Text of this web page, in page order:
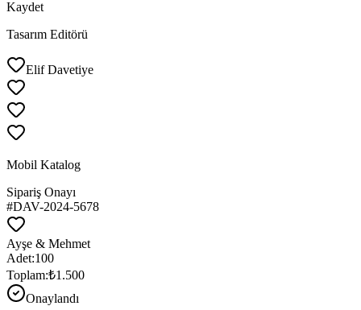
Kaydet
Tasarım Editörü
Elif Davetiye
Mobil Katalog
Sipariş Onayı
#DAV-2024-5678
Ayşe & Mehmet
Adet:100
Toplam:₺1.500
Onaylandı